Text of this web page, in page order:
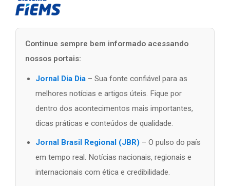
Continue sempre bem informado acessando
nossos portais:
Jornal Dia Dia – Sua fonte confiável para as
melhores notícias e artigos úteis. Fique por
dentro dos acontecimentos mais importantes,
dicas práticas e conteúdos de qualidade.
Jornal Brasil Regional (JBR) – O pulso do país
em tempo real. Notícias nacionais, regionais e
internacionais com ética e credibilidade.